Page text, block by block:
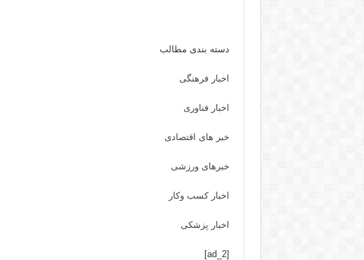
دسته بندی مطالب
اخبار فرهنگی
اخبار فناوری
خبر های اقتصادی
خبرهای ورزشی
اخبار کسب وکار
اخبار پزشکی
[ad_2]